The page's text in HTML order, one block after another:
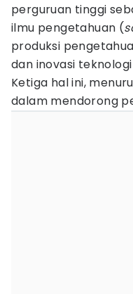
perguruan tinggi
ilmu pengetahuan (
produksi
dan inovasi
Ketiga hal ini,
dalam mendorong